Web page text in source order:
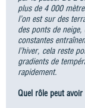
plus de 4 000
l’on est sur des
des ponts de
constantes
l’hiver, cela reste
gradients de
rapidement.
Quel rôle peut